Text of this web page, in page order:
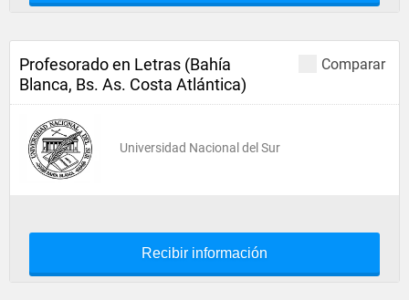
Comparar
Profesorado en Letras (Bahía
Blanca, Bs. As. Costa Atlántica)
Universidad Nacional del Sur
Recibir información